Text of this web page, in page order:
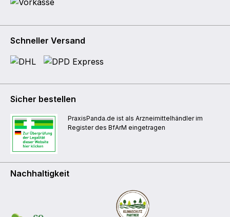
Schneller Versand
Sicher bestellen
PraxisPanda.de ist als Arzneimittelhändler im
Register des BfArM eingetragen
Nachhaltigkeit